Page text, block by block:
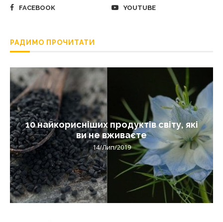
FACEBOOK YOUTUBE
РАДИМО ПРОЧИТАТИ
10 найкорисніших продуктів світу, які
ви не вживаєте
14/Лип/2019